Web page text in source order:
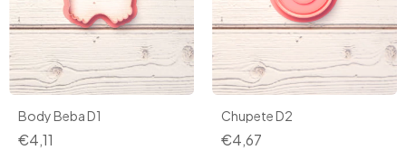
Body Beba D1
€4,11
Chupete D2
€4,67